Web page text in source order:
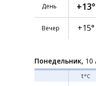
День +13°
Вечер +15°
Понедельник, 10
t°C